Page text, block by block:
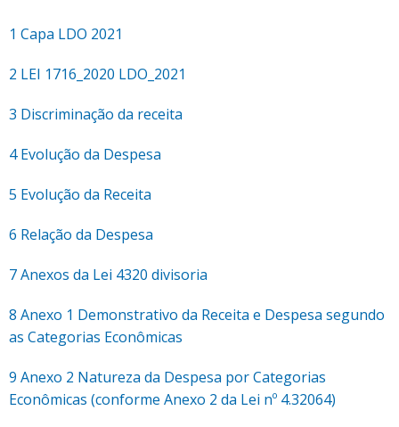
1 Capa LDO 2021
2 LEI 1716_2020 LDO_2021
3 Discriminação da receita
4 Evolução da Despesa
5 Evolução da Receita
6 Relação da Despesa
7 Anexos da Lei 4320 divisoria
8 Anexo 1 Demonstrativo da Receita e Despesa segundo
as Categorias Econômicas
9 Anexo 2 Natureza da Despesa por Categorias
Econômicas (conforme Anexo 2 da Lei nº 4.32064)